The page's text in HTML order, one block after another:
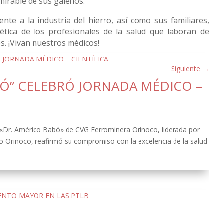
a la industria del hierro, así como sus familiares,
de los profesionales de la salud que laboran de
¡Vivan nuestros médicos!
Siguiente →
CELEBRÓ JORNADA MÉDICO –
Américo Babó» de CVG Ferrominera Orinoco, liderada por
Orinoco, reafirmó su compromiso con la excelencia de la salud